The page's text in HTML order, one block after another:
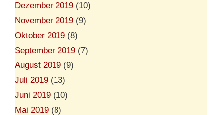
Dezember 2019 (10)
November 2019 (9)
Oktober 2019 (8)
September 2019 (7)
August 2019 (9)
Juli 2019 (13)
Juni 2019 (10)
Mai 2019 (8)